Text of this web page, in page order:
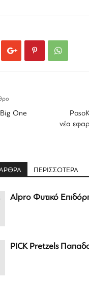
One
νέα
ΠΕΡΙΣΣΟΤΕΡΑ
Alpro Φυτικό
PICK Pretzels